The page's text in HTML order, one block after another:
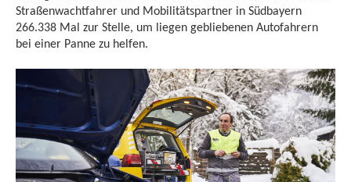
Straßenwachtfahrer und Mobilitätspartner in Südbayern
266.338 Mal zur Stelle, um liegen gebliebenen Autofahrern
bei einer Panne zu helfen.